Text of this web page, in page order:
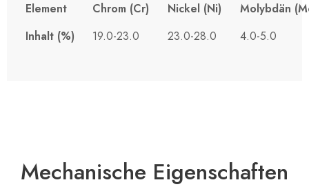
Element Chrom (Cr) Nickel (Ni)
Molybdän
Inhalt (%)
19.0-23.0 23.0-28.0 4.0-5.0
Mechanische Eigenschaften